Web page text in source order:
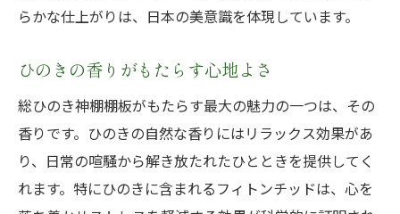
自然素材の特性を生かしたデザイン
木目の違いが生み出す個性
職人のこだわりが際立つ特徴
ひのきの自然な模様を楽しむ
日常を豊かにする総ひのき神棚棚板完成品の存
在意義
らかな仕上がりは、日本の美意識を体現しています。
ひのきの香りがもたらす心地よさ
総ひのき神棚棚板がもたらす最大の魅力の一つは、その
香りです。ひのきの自然な香りにはリラックス効果があ
り、日常の喧騒から解き放たれたひとときを提供してく
れます。特にひのきに含まれるフィトンチッドは、心を